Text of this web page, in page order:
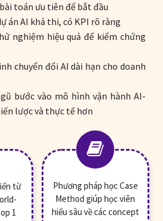
Phương pháp học Case
Method giúp học viên
hiểu sâu về các concept
từ
1
toán ưu tiên để bắt đầu
án AI khả thi, có KPI rõ ràng
nghiệm hiệu quả để kiểm chứng
chuyển đổi AI dài hạn cho doanh
bước vào mô hình vận hành AI-
lược và thực tế hơn